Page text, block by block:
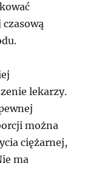
lekarzy.
można
ciężarnej,
ma